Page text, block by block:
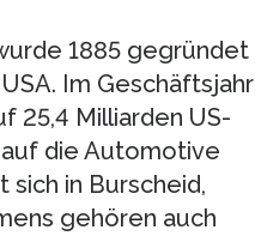
1885 gegründet
Im Geschäftsjahr
25,4 Milliarden US-
die Automotive
in Burscheid,
gehören auch